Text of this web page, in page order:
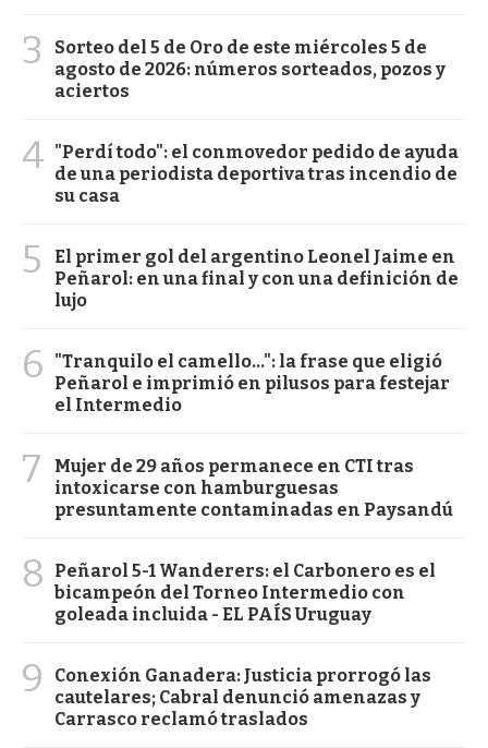
3
Sorteo del 5 de Oro de este miércoles 5 de
agosto de 2026: números sorteados, pozos y
aciertos
4 "Perdí todo": el conmovedor pedido de ayuda
de una periodista deportiva tras incendio de
su casa
5
El primer gol del argentino Leonel Jaime en
Peñarol: en una final y con una definición de
lujo
6
"Tranquilo el camello...": la frase que eligió
Peñarol e imprimió en pilusos para festejar
el Intermedio
7
Mujer de 29 años permanece en CTI tras
intoxicarse con hamburguesas
presuntamente contaminadas en Paysandú
8
Peñarol 5-1 Wanderers: el Carbonero es el
bicampeón del Torneo Intermedio con
goleada incluida - EL PAÍS Uruguay
9
Conexión Ganadera: Justicia prorrogó las
cautelares; Cabral denunció amenazas y
Carrasco reclamó traslados